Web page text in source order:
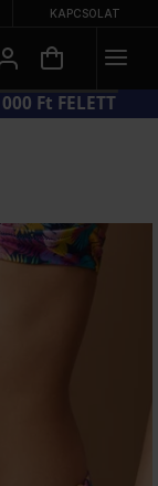
KAPCSOLAT
Ft FELETT